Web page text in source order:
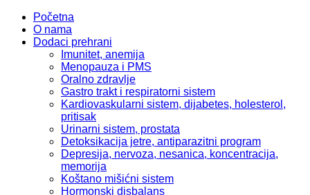
Početna
O nama
Dodaci prehrani
Imunitet, anemija
Menopauza i PMS
Oralno zdravlje
Gastro trakt i respiratorni sistem
Kardiovaskularni sistem, dijabetes, holesterol,
pritisak
Urinarni sistem, prostata
Detoksikacija jetre, antiparazitni program
Depresija, nervoza, nesanica, koncentracija,
memorija
Koštano mišićni sistem
Hormonski disbalans